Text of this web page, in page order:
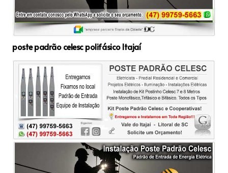
poste padrão celesc polifásico Itajaí